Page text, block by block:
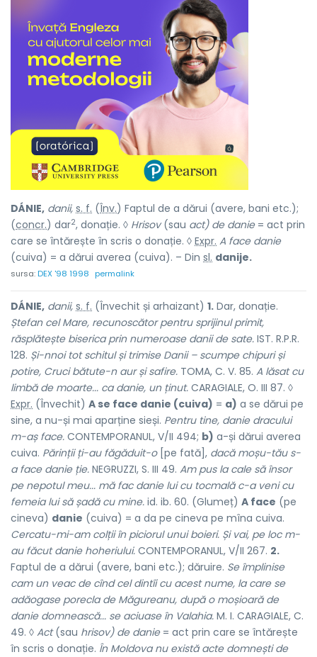
DÁNIE, danii, s. f. (Înv.) Faptul de a dărui (avere, bani etc.);
(concr.) dar2, donație. ◊ Hrisov(sau act) de danie= act prin
care se întărește în scris o donație. ◊ Expr. A face danie
(cuiva) = a dărui averea (cuiva). – Din sl. danije.
sursa:DEX '98 1998 permalink
DÁNIE, danii, s. f. (Învechit și arhaizant) 1. Dar, donație.
Ștefan cel Mare, recunoscător pentru sprijinul primit,
răsplătește biserica prin numeroase danii de sate. IST. R.P.R.
128. Și-nnoi tot schitul și trimise Danii – scumpe chipuri și
potire, Cruci bătute-n aur și safire. TOMA, C. V. 85. A lăsat cu
limbă de moarte... ca danie, un ținut. CARAGIALE, O. III 87. ◊
Expr. (Învechit) A se face danie (cuiva) = a) a se dărui pe
sine, a nu-și mai aparține sieși. Pentru tine, danie dracului
m-aș face. CONTEMPORANUL, V/II 494; b) a-și dărui averea
cuiva. Părinții ți-au făgăduit-o[pe fată], dacă moșu-tău s-
a face danie ție. NEGRUZZI, S. III 49. Am pus la cale să însor
pe nepotul meu... mă fac danie lui cu tocmală c-a veni cu
femeia lui să șadă cu mine. id. ib. 60. (Glumeț) A face (pe
cineva) danie (cuiva) = a da pe cineva pe mîna cuiva.
Cercatu-mi-am colții în piciorul unui boieri. Și vai, pe loc m-
au făcut danie hoheriului. CONTEMPORANUL, V/II 267. 2.
Faptul de a dărui (avere, bani etc.); dăruire. Se împlinise
cam un veac de cînd cel dintîi cu acest nume, la care se
adăogase porecla de Măgureanu, după o moșioară de
danie domnească... se aciuase în Valahia. M. I. CARAGIALE, C.
49. ◊ Act(sau hrisov) de danie= act prin care se întărește
în scris o donație. În Moldova nu există acte domnești de